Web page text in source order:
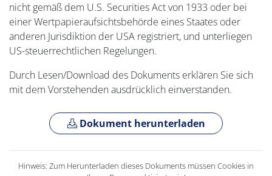
nicht gemäß dem U.S. Securities Act von 1933 oder bei
einer Wertpapieraufsichtsbehörde eines Staates oder
anderen Jurisdiktion der USA registriert, und unterliegen
US-steuerrechtlichen Regelungen.
Durch Lesen/Download des Dokuments erklären Sie sich
mit dem Vorstehenden ausdrücklich einverstanden.
Dokument herunterladen
Hinweis: Zum Herunterladen dieses Dokuments müssen Cookies in